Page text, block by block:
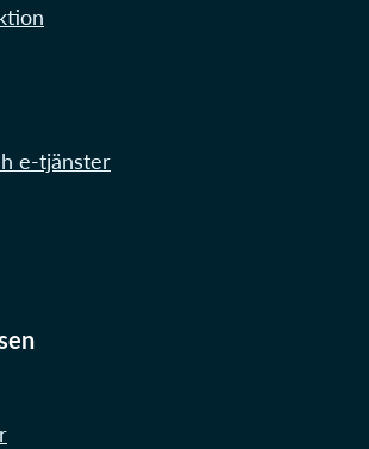
e-tjänster